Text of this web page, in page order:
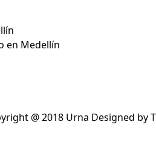
en Medellín
@ 2018 Urna Designed by